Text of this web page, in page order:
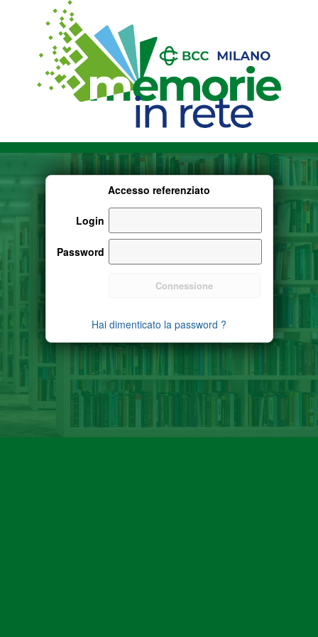
Accesso referenziato
Login
Password
Hai dimenticato la password ?